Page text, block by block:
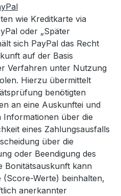
wie Kreditkarte via
oder „Später
sich PayPal das Recht
auf der Basis
Verfahren unter Nutzung
Hierzu übermittelt
benötigten
an eine Auskunftei und
Informationen über die
eines Zahlungsausfalls
über die
oder Beendigung des
Bonitätsauskunft kann
Werte) beinhalten,
anerkannter